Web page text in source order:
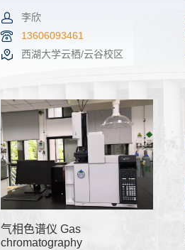
李欣
13606093461
西湖大学云栖/云谷校区
气相色谱仪 Gas
chromatography